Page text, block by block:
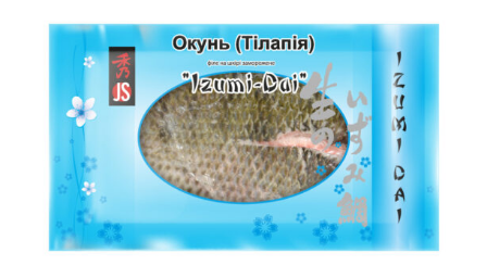
ЧИТАТИ ДАЛІ